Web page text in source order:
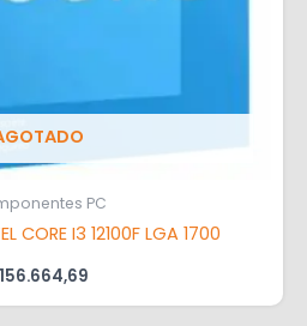
PC
CORE I3 12100F LGA 1700
156.664,69